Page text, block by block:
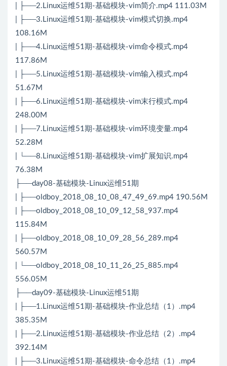
| ├──2.Linux运维51期-基础模块-vim简介.mp4 111.03M
| ├──3.Linux运维51期-基础模块-vim模式切换.mp4
108.16M
| ├──4.Linux运维51期-基础模块-vim命令模式.mp4
117.86M
| ├──5.Linux运维51期-基础模块-vim输入模式.mp4
51.67M
| ├──6.Linux运维51期-基础模块-vim末行模式.mp4
248.00M
| ├──7.Linux运维51期-基础模块-vim环境变量.mp4
52.28M
| └──8.Linux运维51期-基础模块-vim扩展知识.mp4
76.38M
├──day08-基础模块-Linux运维51期
| ├──oldboy_2018_08_10_08_47_49_69.mp4 190.56M
| ├──oldboy_2018_08_10_09_12_58_937.mp4
115.84M
| ├──oldboy_2018_08_10_09_28_56_289.mp4
560.57M
| └──oldboy_2018_08_10_11_26_25_885.mp4
556.05M
├──day09-基础模块-Linux运维51期
| ├──1.Linux运维51期-基础模块-作业总结（1）.mp4
385.35M
| ├──2.Linux运维51期-基础模块-作业总结（2）.mp4
392.14M
| ├──3.Linux运维51期-基础模块-命令总结（1）.mp4